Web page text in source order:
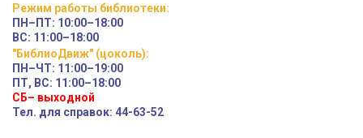
Режим работы библиотеки:
ПН–ПТ: 10:00–18:00
ВС: 11:00–18:00
"БиблиоДвиж" (цоколь):
ПН–ЧТ: 11:00–19:00
ПТ, ВС: 11:00–18:00
СБ– выходной
Тел. для справок: 44-63-52